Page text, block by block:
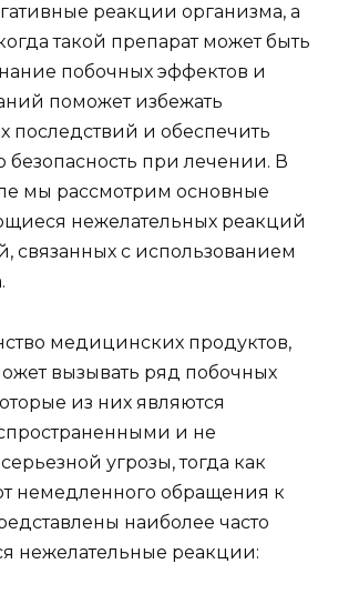
реакции организма, а
такой препарат может быть
побочных эффектов и
поможет избежать
последствий и обеспечить
при лечении. В
мы рассмотрим основные
нежелательных реакций
связанных с использованием
медицинских продуктов,
вызывать ряд побочных
из них являются
и не
угрозы, тогда как
немедленного обращения к
наиболее часто
нежелательные реакции: